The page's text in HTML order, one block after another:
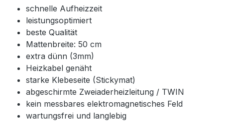
schnelle Aufheizzeit
leistungsoptimiert
beste Qualität
Mattenbreite: 50 cm
extra dünn (3mm)
Heizkabel genäht
starke Klebeseite (Stickymat)
abgeschirmte Zweiaderheizleitung / TWIN
kein messbares elektromagnetisches Feld
wartungsfrei und langlebig